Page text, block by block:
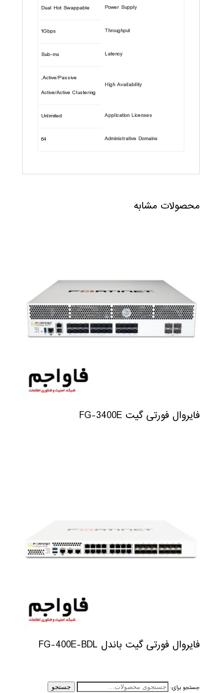
Power Supply
Dual Hot Swappable
Throughput
1Gbps
Latency
Sub-ms
High Availability
Active/Passive,
Active/Active Clustering
Application Licenses
Unlimited
Administrative Domains
64
محصولات مشابه
فایروال فورتی گیت FG-3400E
فایروال فورتی گیت باندل FG-400E-BDL
جستجو برای: جستجو